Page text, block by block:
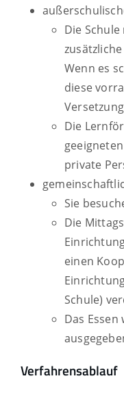
Die
Wenn es
diese
Die
private
Sie
Die
einen
Schule)
Das
Verfahrensablauf